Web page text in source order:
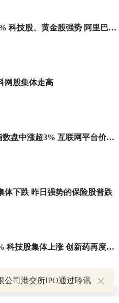
港股午评：三大指数盘中均涨超2% 科技股、黄金股强势 阿里巴巴狂飙带领大市走强
网股集体走高
港股异动 | 科网股集体走高 恒科指数盘中涨超3% 互联网平台价格行为规则征求意见
体下跌 昨日强势的保险股普跌
港股早评：三大指数均高开超0.8% 科技股集体上涨 创新药再度活跃
公司港交所IPO通过聆讯